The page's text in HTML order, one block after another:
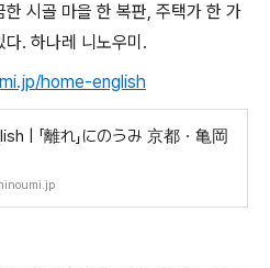
시골 마을 한 복판, 주택가 한 가
. 하나레 니노우미.
home-english
| 「離れ」にのうみ 京都・亀岡